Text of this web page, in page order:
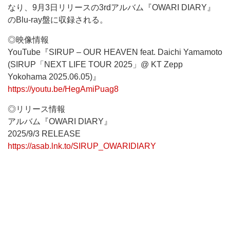
なり、9月3日リリースの3rdアルバム『OWARI DIARY』
のBlu-ray盤に収録される。
◎映像情報
YouTube『SIRUP – OUR HEAVEN feat. Daichi Yamamoto
(SIRUP「NEXT LIFE TOUR 2025」@ KT Zepp
Yokohama 2025.06.05)』
https://youtu.be/HegAmiPuag8
◎リリース情報
アルバム『OWARI DIARY』
2025/9/3 RELEASE
https://asab.lnk.to/SIRUP_OWARIDIARY